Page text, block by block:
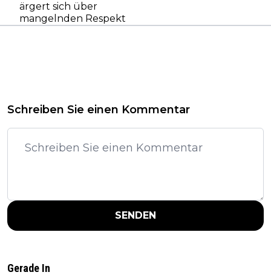
ärgert sich über
mangelnden Respekt
Schreiben Sie einen Kommentar
SENDEN
Gerade In